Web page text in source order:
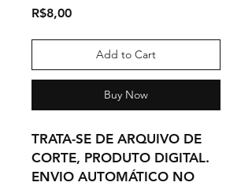
R$8,00Price
Add to Cart
Buy Now
TRATA-SE DE ARQUIVO DE
CORTE, PRODUTO DIGITAL.
ENVIO AUTOMÁTICO NO